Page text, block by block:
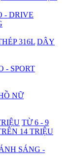
- DRIVE
316L DÂY
- SPORT
NỮ
TỪ 6 - 9
14 TRIỆU
SÁNG -